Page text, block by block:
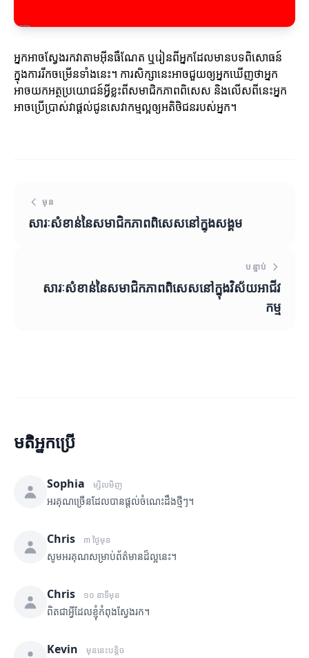
អ្នកអាចស្វែងរកវាតាមអ៊ីនធឺណែត ឬរៀនពីអ្នកដែលមានបទពិសោធន៍
ក្នុងការរីកចម្រើនទាំងនេះ។ ការសិក្សានេះអាចជួយឲ្យអ្នកឃើញថាអ្នក
អាចយកអត្ថប្រយោជន៍អ្វីខ្លះពីសមាជិកភាពពិសេស និងលើសពីនេះអ្នក
អាចប្រើប្រាស់វាផ្តល់ជូនសេវាកម្មល្អឲ្យអតិថិជនរបស់អ្នក។
មុន
សារៈសំខាន់នៃសមាជិកភាពពិសេសនៅក្នុងសង្គម
បន្ទាប់
សារៈសំខាន់នៃសមាជិកភាពពិសេសនៅក្នុងវិស័យអាជីវ
កម្ម
មតិអ្នកប្រើ
Sophia ម្សិលមិញ
អរគុណច្រើនដែលបានផ្តល់ចំណេះដឹងថ្មីៗ។
Chris ៣ ថ្ងៃមុន
សូមអរគុណសម្រាប់ព័ត៌មានដ៏ល្អនេះ។
Chris ១០ នាទីមុន
ពិតជាអ្វីដែលខ្ញុំកំពុងស្វែងរក។
Kevin មុននេះបន្តិច